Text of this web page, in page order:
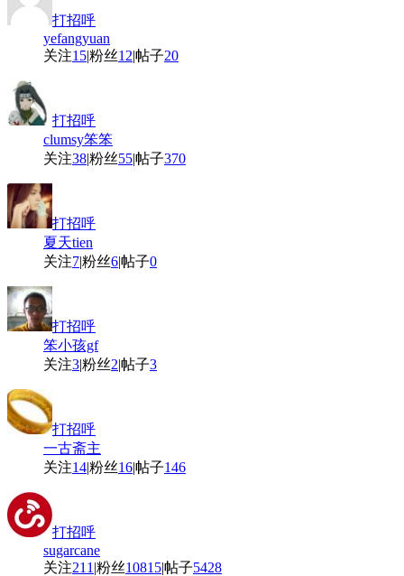
打招呼
yefangyuan
关注15|粉丝12|帖子20
打招呼
clumsy笨笨
关注38|粉丝55|帖子370
打招呼
夏天tien
关注7|粉丝6|帖子0
打招呼
笨小孩gf
关注3|粉丝2|帖子3
打招呼
一古斋主
关注14|粉丝16|帖子146
打招呼
sugarcane
关注211 |粉丝10815|帖子5428